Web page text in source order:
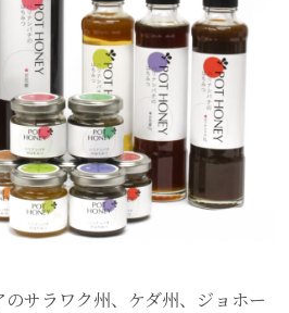
サラワク州、ケダ州、ジョホー